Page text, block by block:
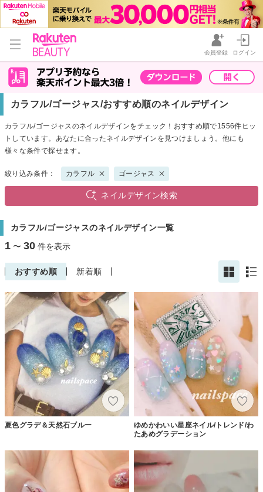
会員登録 ログイン
カラフル/ゴージャス/おすすめ順のネイルデザイン
カラフル/ゴージャスのネイルデザインをチェック！おすすめ順で1556件ヒッ
トしています。あなたに合ったネイルデザインを見つけましょう。他にも
様々な条件で探せます。
絞り込み条件： カラフル ゴージャス
ネイルデザイン検索
カラフル/ゴージャスのネイルデザイン一覧
1 〜 30 件を表示
おすすめ順 新着順
夏色グラデ＆天然石ブルー
ゆめかわいい星座ネイル/トレンド/わ
たあめグラデーション